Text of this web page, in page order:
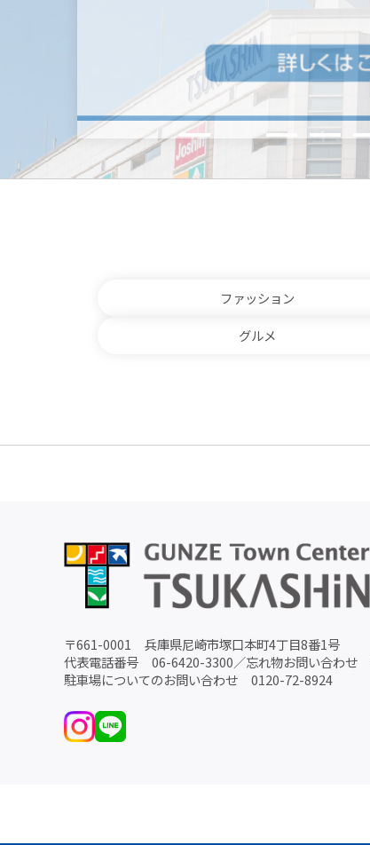
ファッション
グルメ
〒661-0001
兵庫県尼崎市塚口本町4丁目8番1号
代表電話番号
06-6420-3300／忘れ物お問い合わせ
駐車場についてのお問い合わせ
0120-72-8924